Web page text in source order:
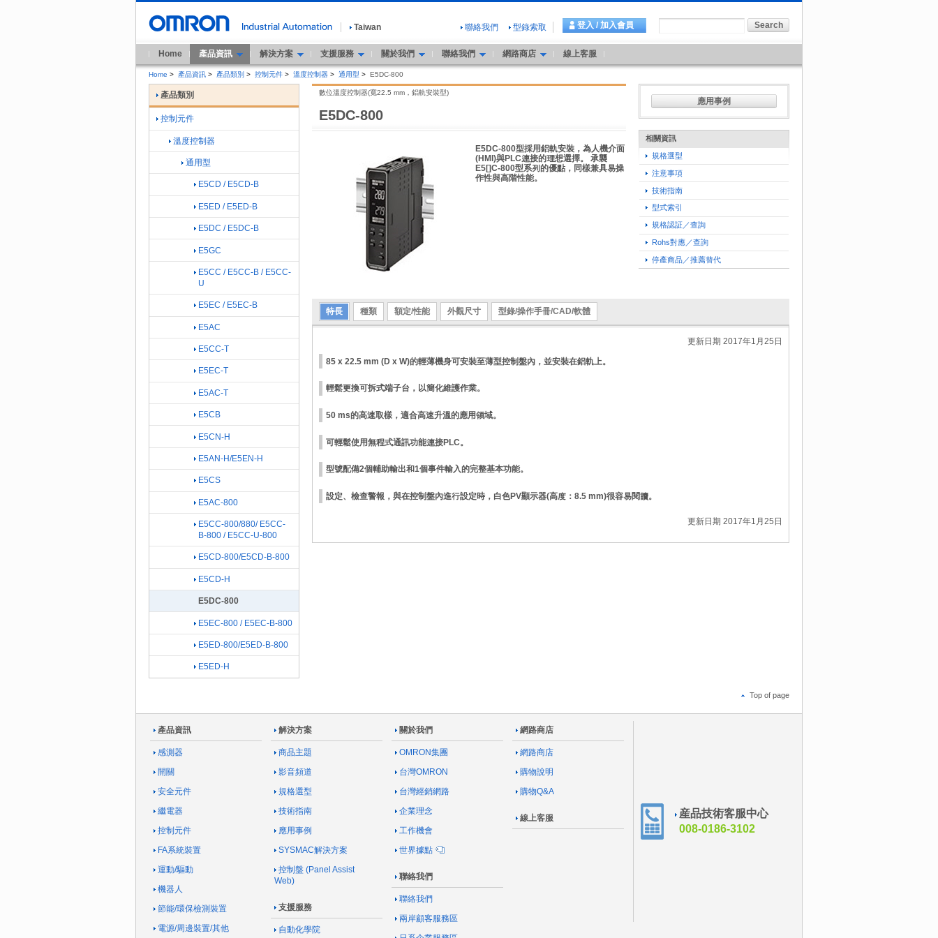
Taiwan 聯絡我們 型錄索取 登入 / 加入會員
Home 產品資訊 解決方案 支援服務 關於我們 聯絡我們 網路商店 線上客服
Home > 產品資訊 > 產品類別 > 控制元件 > 溫度控制器 > 通用型 > E5DC-800
E5DC-800
數位溫度控制器(寬22.5 mm，鋁軌安裝型)
E5DC-800型採用鋁軌安裝，為人機介面
(HMI)與PLC連接的理想選擇。 承襲
E5[]C-800型系列的優點，同樣兼具易操
作性與高階性能。
應用事例
相關資訊
規格選型
注意事項
技術指南
型式索引
規格認証／查詢
Rohs對應／查詢
停產商品／推薦替代
特長 種類 額定/性能 外觀尺寸 型錄/操作手冊/CAD/軟體
更新日期 2017年1月25日
85 x 22.5 mm (D x W)的輕薄機身可安裝至薄型控制盤內，並安裝在鋁軌上。
輕鬆更換可拆式端子台，以簡化維護作業。
50 ms的高速取樣，適合高速升溫的應用領域。
可輕鬆使用無程式通訊功能連接PLC。
型號配備2個輔助輸出和1個事件輸入的完整基本功能。
設定、檢查警報，與在控制盤內進行設定時，白色PV顯示器(高度：8.5 mm)很容易閱讀。
更新日期 2017年1月25日
產品類別
控制元件
溫度控制器
通用型
E5CD / E5CD-B
E5ED / E5ED-B
E5DC / E5DC-B
E5GC
E5CC / E5CC-B / E5CC-
U
E5EC / E5EC-B
E5AC
E5CC-T
E5EC-T
E5AC-T
E5CB
E5CN-H
E5AN-H/E5EN-H
E5CS
E5AC-800
E5CC-800/880/ E5CC-
B-800 / E5CC-U-800
E5CD-800/E5CD-B-800
E5CD-H
E5DC-800
E5EC-800 / E5EC-B-800
E5ED-800/E5ED-B-800
E5ED-H
Top of page
產品資訊
感測器
開關
安全元件
繼電器
控制元件
FA系統裝置
運動/驅動
機器人
節能/環保檢測裝置
電源/周邊裝置/其他
解決方案
商品主題
影音頻道
規格選型
技術指南
應用事例
SYSMAC解決方案
控制盤 (Panel Assist
Web)
支援服務
自動化學院
關於我們
OMRON集團
台灣OMRON
台灣經銷網路
企業理念
工作機會
世界據點
聯絡我們
聯絡我們
兩岸顧客服務區
網路商店
網路商店
購物說明
購物Q&A
線上客服
産品技術客服中心
008-0186-3102